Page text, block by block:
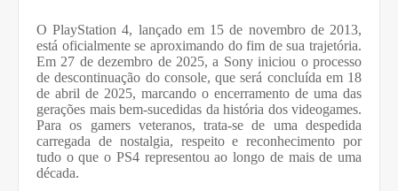
O PlayStation 4, lançado em 15 de novembro de 2013,
está oficialmente se aproximando do fim de sua trajetória.
Em 27 de dezembro de 2025, a Sony iniciou o processo
de descontinuação do console, que será concluída em 18
de abril de 2025, marcando o encerramento de uma das
gerações mais bem-sucedidas da história dos videogames.
Para os gamers veteranos, trata-se de uma despedida
carregada de nostalgia, respeito e reconhecimento por
tudo o que o PS4 representou ao longo de mais de uma
década.